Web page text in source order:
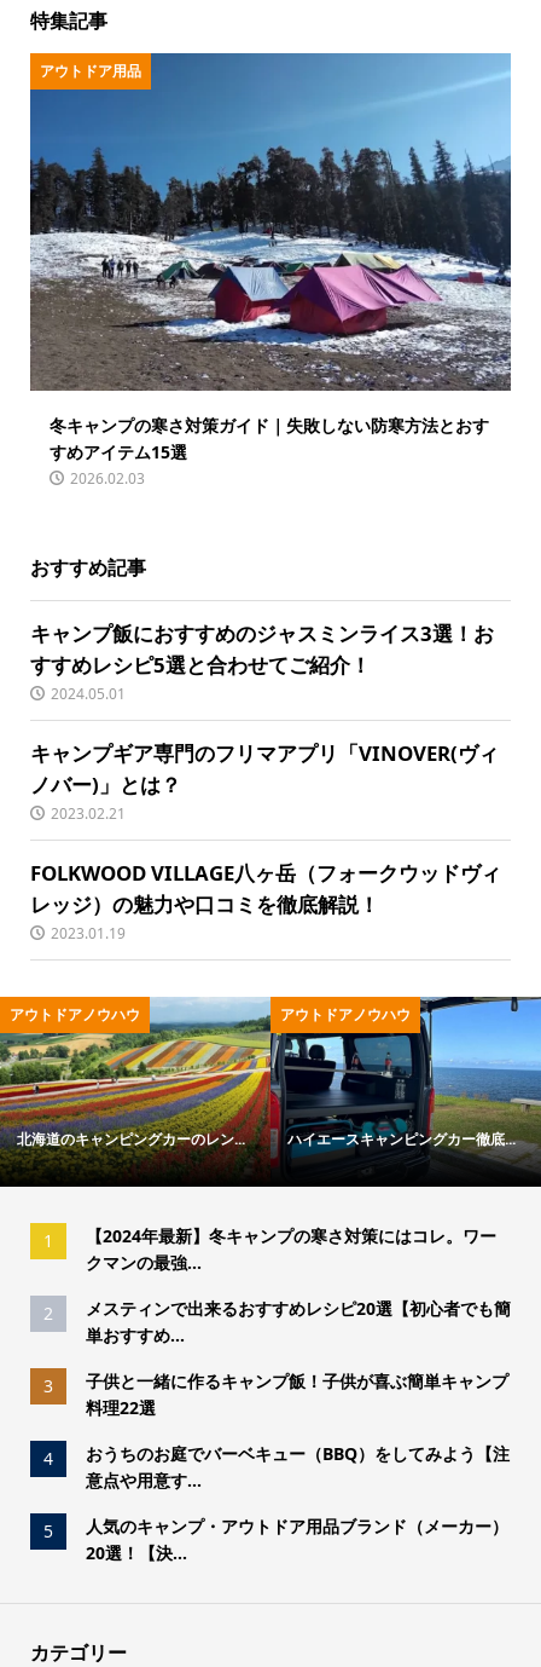
特集記事
アウトドア用品
冬キャンプの寒さ対策ガイド｜失敗しない防寒方法とおす
すめアイテム15選
2026.02.03
おすすめ記事
キャンプ飯におすすめのジャスミンライス3選！お
すすめレシピ5選と合わせてご紹介！
2024.05.01
キャンプギア専門のフリマアプリ「VINOVER(ヴィ
ノバー)」とは？
2023.02.21
FOLKWOOD VILLAGE八ヶ岳（フォークウッドヴィ
レッジ）の魅力や口コミを徹底解説！
2023.01.19
グカーのレン...
アウトドアノウハウ
ハイエースキャンピングカー徹底...
アウトドア用品
冬キャンプの寒さ
1
【2024年最新】冬キャンプの寒さ対策にはコレ。ワー
クマンの最強...
2
メスティンで出来るおすすめレシピ20選【初心者でも簡
単おすすめ...
3
子供と一緒に作るキャンプ飯！子供が喜ぶ簡単キャンプ
料理22選
4
おうちのお庭でバーベキュー（BBQ）をしてみよう【注
意点や用意す...
5
人気のキャンプ・アウトドア用品ブランド（メーカー）
20選！【決...
カテゴリー